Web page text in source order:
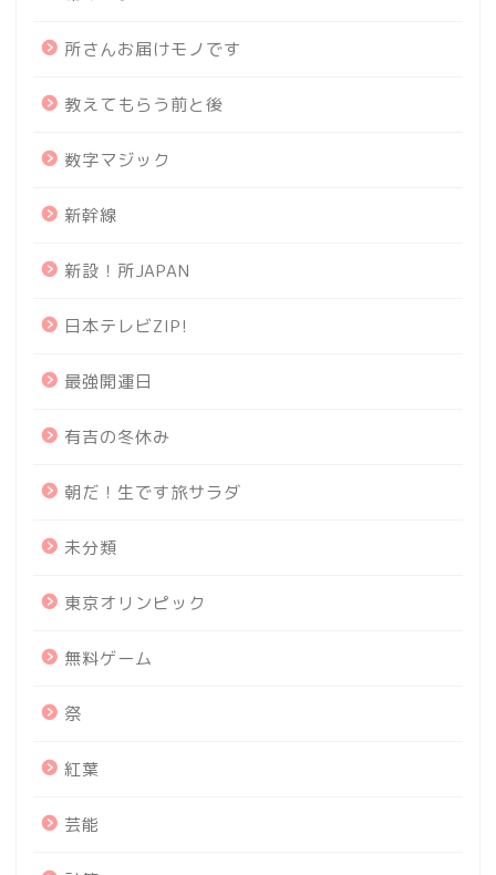
所さんお届けモノです
教えてもらう前と後
数字マジック
新幹線
新設！所JAPAN
日本テレビZIP!
最強開運日
有吉の冬休み
朝だ！生です旅サラダ
未分類
東京オリンピック
無料ゲーム
祭
紅葉
芸能